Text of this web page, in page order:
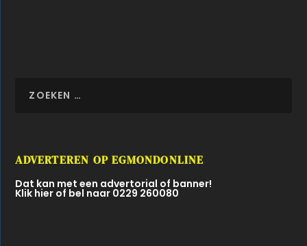
ADVERTEREN OP EGMONDONLINE
Dat kan met een advertorial of banner!
Klik hier of bel naar 0229 260080